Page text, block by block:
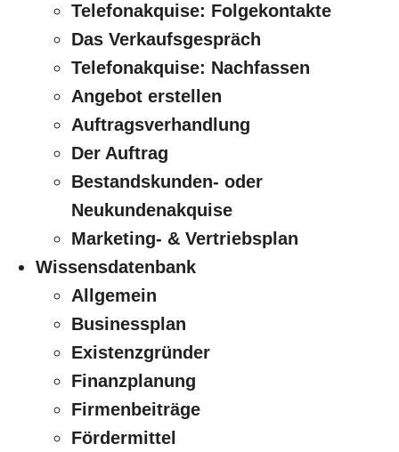
Telefonakquise: Folgekontakte
Das Verkaufsgespräch
Telefonakquise: Nachfassen
Angebot erstellen
Auftragsverhandlung
Der Auftrag
Bestandskunden- oder
Neukundenakquise
Marketing- & Vertriebsplan
Wissensdatenbank
Allgemein
Businessplan
Existenzgründer
Finanzplanung
Firmenbeiträge
Fördermittel